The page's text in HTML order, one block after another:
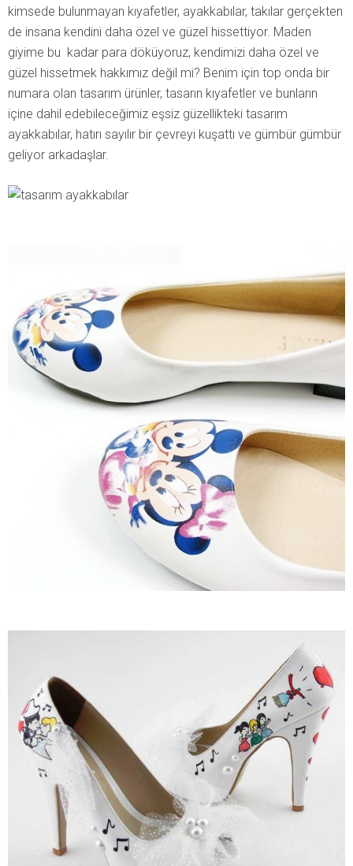
kimsede bulunmayan kıyafetler, ayakkabılar, takılar gerçekten
de insana kendini daha özel ve güzel hissettiyor. Maden
giyime bu kadar para döküyoruz, kendimizi daha özel ve
güzel hissetmek hakkımız değil mi? Benim için top onda bir
numara olan tasarım ürünler, tasarın kıyafetler ve bunların
içine dahil edebileceğimiz eşsiz güzellikteki tasarım
ayakkabılar, hatırı sayılır bir çevreyi kuşattı ve gümbür gümbür
geliyor arkadaşlar.